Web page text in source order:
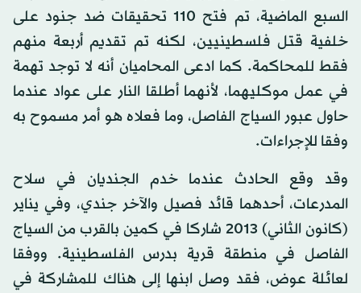
السبع الماضية، تم فتح 110 تحقيقات ضد جنود على
خلفية قتل فلسطينيين، لكنه تم تقديم أربعة منهم
فقط للمحاكمة. كما ادعى المحاميان أنه لا توجد تهمة
في عمل موكليهما، لأنهما أطلقا النار على عواد عندما
حاول عبور السياج الفاصل، وما فعلاه هو أمر مسموح به
وفقا للإجراءات.
وقد وقع الحادث عندما خدم الجنديان في سلاح
المدرعات، أحدهما قائد فصيل والآخر جندي، وفي يناير
(كانون الثاني) 2013 شاركا في كمين بالقرب من السياج
الفاصل في منطقة قرية بدرس الفلسطينية. ووفقا
لعائلة عوض، فقد وصل ابنها إلى هناك للمشاركة في